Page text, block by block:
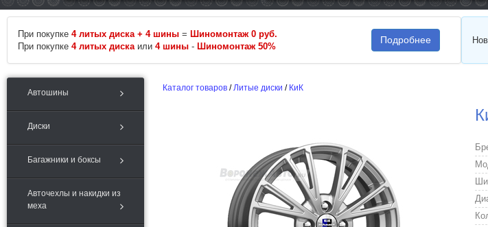
При покупке 4 литых диска + 4 шины = Шиномонтаж 0 руб.
При покупке 4 литых диска или 4 шины - Шиномонтаж 50%
Подробнее
Автошины
Диски
Багажники и боксы
Авточехлы и накидки из
меха
Каталог товаров /Литые диски / КиК